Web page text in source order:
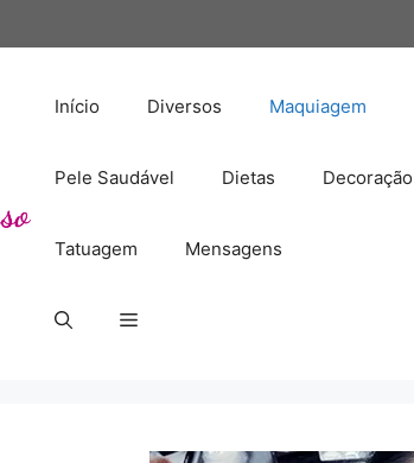
Início Diversos Maquiagem
Pele Saudável Dietas Decoração
Tatuagem Mensagens